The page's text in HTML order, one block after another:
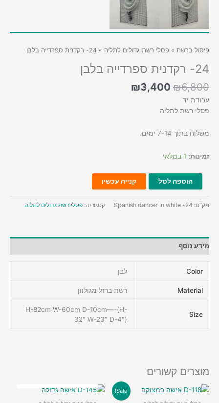
פיסול ברשת » פסלי רשת גדולים לתליה » 24- רקדנית ספרדייה בלבן
24- רקדנית ספרדייה בלבן
₪6,800
המחיר
היה:
₪3,400
עבודת יד
פסלי רשת לתליה
משלוח בתוך 7-14 ימים.
זמינות: 1 במלאי
של
רקדנית
הוספה לסל קנייה עכשיו
מק"ט: 24- Spanish dancer in white קטגוריה: פסלי רשת גדולים לתליה
מידע נוסף
Color לבן
Material רשת ברזל מגולוון
Size
H-82cm W-60cm D-10cm—-(H-
32" W-23" D-4")
מוצרים קשורים
Sale!